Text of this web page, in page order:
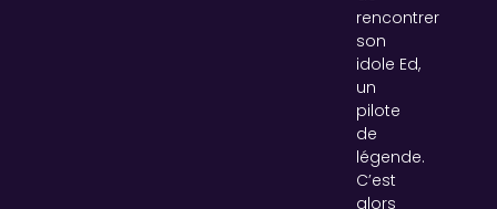
rencontrer
son
idole Ed,
un
pilote
de
légende.
C’est
alors